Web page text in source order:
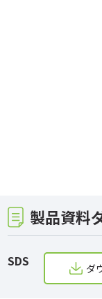
製品資料
SDS ダ